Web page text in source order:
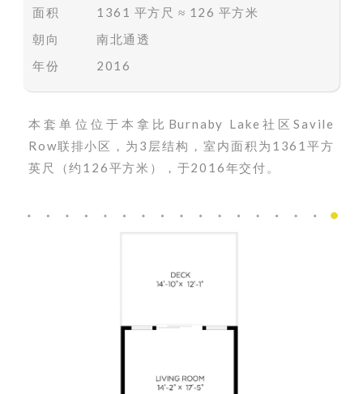
面积
1361 平方尺 ≈ 126 平方米
朝向
南北通透
年份
2016
本套单位位于本拿比Burnaby Lake社区Savile
Row联排小区，为3层结构
，室内面积为1361平方
英尺（约126平方米），于2016年交付。